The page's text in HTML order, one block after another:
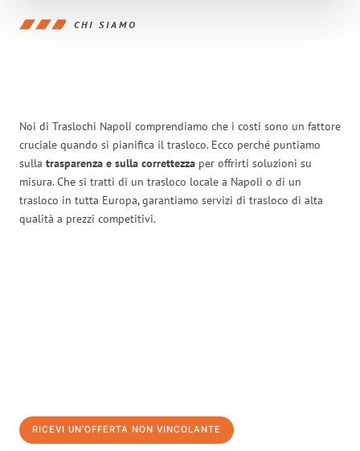
CHI SIAMO
Noi di Traslochi Napoli comprendiamo che i costi sono un fattore
cruciale quando si pianifica il trasloco. Ecco perché puntiamo
sulla trasparenza e sulla correttezza per offrirti soluzioni su
misura. Che si tratti di un trasloco locale a Napoli o di un
trasloco in tutta Europa, garantiamo servizi di trasloco di alta
qualità a prezzi competitivi.
RICEVI UN'OFFERTA NON VINCOLANTE